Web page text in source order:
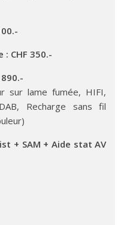
CHF 350.-
sur lame fumée, HIFI,
Recharge sans fil
+ SAM + Aide stat AV